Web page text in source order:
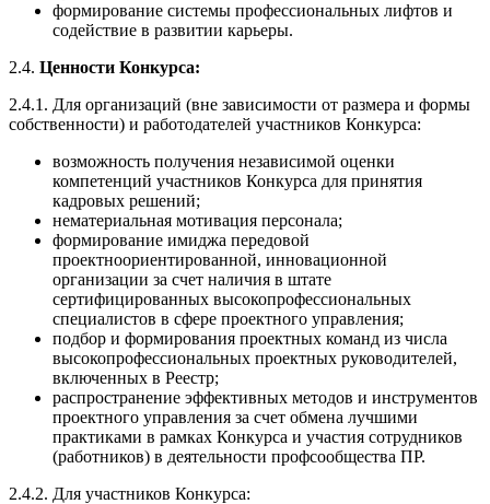
формирование системы профессиональных лифтов и
содействие в развитии карьеры.
2.4. Ценности Конкурса:
2.4.1. Для организаций (вне зависимости от размера и формы
собственности) и работодателей участников Конкурса:
возможность получения независимой оценки
компетенций участников Конкурса для принятия
кадровых решений;
нематериальная мотивация персонала;
формирование имиджа передовой
проектноориентированной, инновационной
организации за счет наличия в штате
сертифицированных высокопрофессиональных
специалистов в сфере проектного управления;
подбор и формирования проектных команд из числа
высокопрофессиональных проектных руководителей,
включенных в Реестр;
распространение эффективных методов и инструментов
проектного управления за счет обмена лучшими
практиками в рамках Конкурса и участия сотрудников
(работников) в деятельности профсообщества ПР.
2.4.2. Для участников Конкурса: